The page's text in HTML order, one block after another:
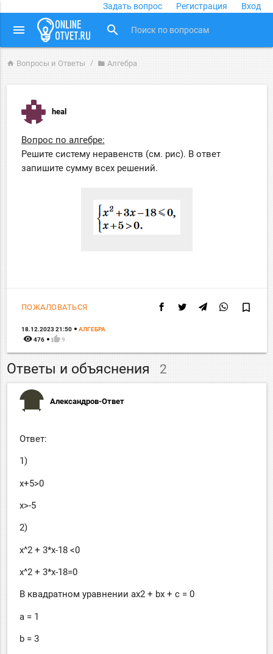
Задать вопрос Регистрация Вход
menu search
home Вопросы и Ответы folder Алгебра
heal
Вопрос по алгебре:
Решите систему неравенств (см. рис). В ответ
запишите сумму всех решений.
ПОЖАЛОВАТЬСЯ bookmark_border
18.12.2023 21:50 АЛГЕБРА
remove_red_eye 476 thumb_up 9
Ответы и объяснения 2
Александров-Ответ
Ответ:
1)
x+5>0
x>-5
2)
x^2 + 3*x-18 <0
x^2 + 3*x-18=0
В квадратном уравнении ax2 + bx + c = 0
a = 1
b = 3